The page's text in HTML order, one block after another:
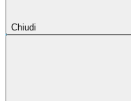
Chiudi